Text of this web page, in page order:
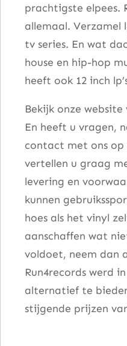
prachtigste elpees.
allemaal. Verzamel
tv series. En wat
house en hip-hop
heeft ook 12 inch
Bekijk onze
En heeft u vragen,
contact met ons op
vertellen u graag
levering en
kunnen
hoes als het vinyl
aanschaffen wat
voldoet, neem dan
Run4records werd
alternatief te
stijgende prijzen